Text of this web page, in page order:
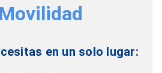
en un solo lugar: